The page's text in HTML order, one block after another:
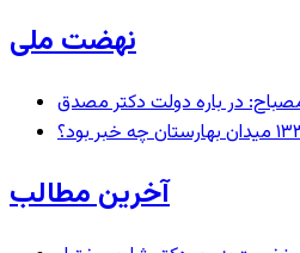
نهضت ملی
در باره دولت دکتر مصدق
آخرین مطالب